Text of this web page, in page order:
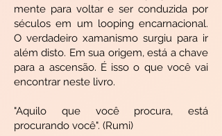
mente para voltar e ser conduzida por
séculos em um looping encarnacional.
O verdadeiro xamanismo surgiu para ir
além disto. Em sua origem, está a chave
para a ascensão. É isso o que você vai
encontrar neste livro.
"Aquilo que você procura, está
procurando você". (Rumi)